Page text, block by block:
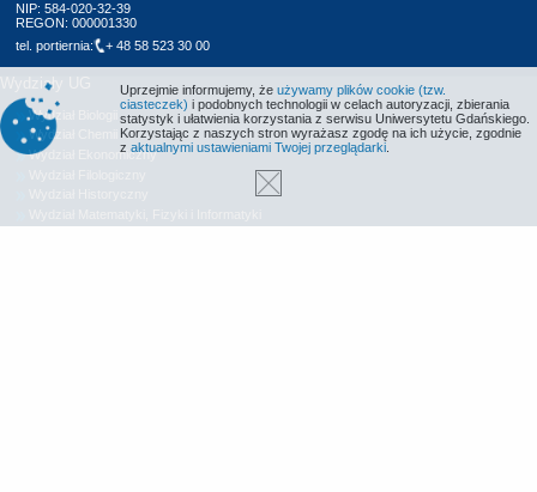
NIP: 584-020-32-39
REGON: 000001330
tel. portiernia:
+ 48 58 523 30 00
Wydziały UG
Wydział Biologii
Wydział Chemii
Wydział Ekonomiczny
Uprzejmie informujemy, że używamy plików cookie (tzw.
ciasteczek) i podobnych technologii w celach autoryzacji, zbierania
statystyk i ułatwienia korzystania z serwisu Uniwersytetu Gdańskiego.
Korzystając z naszych stron wyrażasz zgodę na ich użycie, zgodnie
z aktualnymi ustawieniami Twojej przeglądarki